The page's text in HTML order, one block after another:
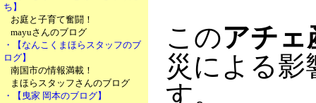
ち】
お庭と子育て奮闘！
mayuさんのブログ
・【なんこくまほらスタッフのブ
ログ】
南国市の情報満載！
まほらスタッフさんのブログ
・【曳家 岡本のブログ】
このアチ
災による影
す。